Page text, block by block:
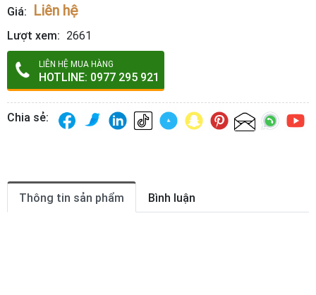
Giá: Liên hệ
Lượt xem: 2661
LIÊN HỆ MUA HÀNG
HOTLINE: 0977 295 921
Chia sẻ:
Thông tin sản phẩm Bình luận